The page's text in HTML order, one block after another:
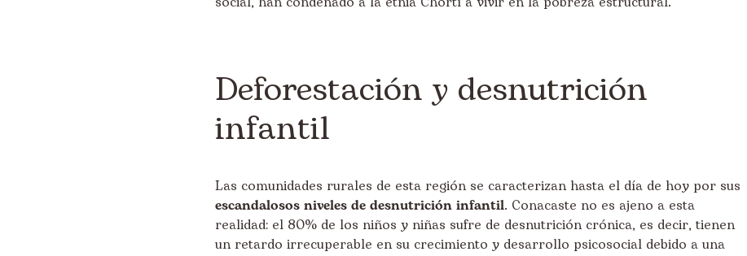
Deforestación y desnutrición
infantil
Las comunidades rurales de esta región se caracterizan hasta el día de hoy por sus
escandalosos niveles de desnutrición infantil. Conacaste no es ajeno a esta
realidad: el 80% de los niños y niñas sufre de desnutrición crónica, es decir, tienen
un retardo irrecuperable en su crecimiento y desarrollo psicosocial debido a una